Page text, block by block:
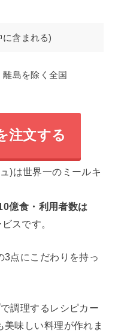
含まれる)
島を除く全国
注文する
)は世界一のミールキ
億食・利用者数は
スです。
3点にこだわりを持っ
調理するレシピカー
美味しい料理が作れま